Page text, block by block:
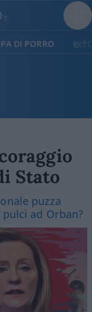
DI PORRO
Stato
puzza
ad Orban?